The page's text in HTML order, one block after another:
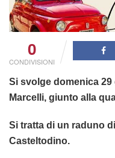
0
CONDIVISIONI
Si svolge domenica
Marcelli, giunto alla
Si tratta di un raduno
Casteltodino.